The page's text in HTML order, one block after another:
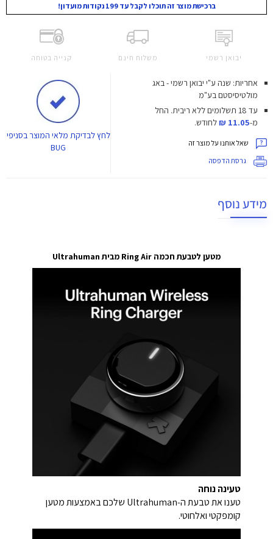
ברכישת מוצר זה תוכלו לקבל עד 199 נקודות מועדון!
יבואן רשמי משלוח חינם קנייה בטוחה
אחריות: שנה ע"י יבואן רשמי - באג
מולטיסיסטם בע"מ
עד 18 תשלומים ללא ריבית.
החל
מ-11.05 ₪ לחודש.
שאל אותנו על מוצר זה
גרסת הדפסה
לחץלבדיקת מלאי המוצר בסניפי
BUG
מידע נוסף
מטען לטבעת חכמה Ring Air מבית Ultrahuman
טעינה נוחה
טענו את טבעת ה‑Ultrahuman שלכם באמצעות מטען
קומפקטי ואלחוטי.